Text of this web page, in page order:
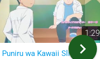
1:29
Puniru wa Kawaii Slimechevron_right